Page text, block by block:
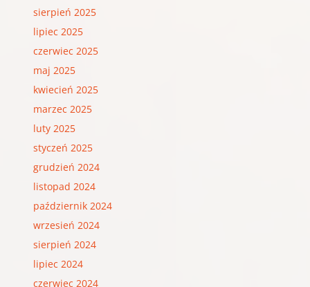
sierpień 2025
lipiec 2025
czerwiec 2025
maj 2025
kwiecień 2025
marzec 2025
luty 2025
styczeń 2025
grudzień 2024
listopad 2024
październik 2024
wrzesień 2024
sierpień 2024
lipiec 2024
czerwiec 2024